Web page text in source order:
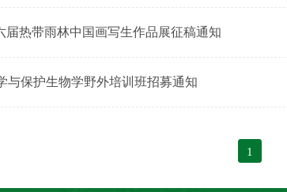
届热带雨林中国画写生作品展征稿通知
与保护生物学野外培训班招募通知
1